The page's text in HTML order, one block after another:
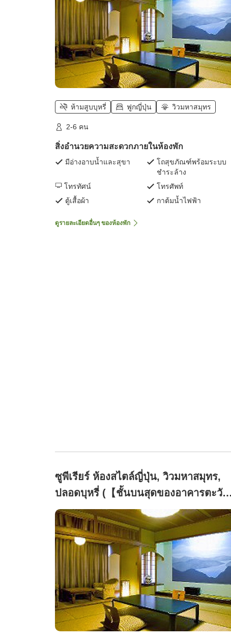
ห้ามสูบบุหรี่ ฟูกญี่ปุ่น วิวมหาสมุทร
2-6 คน
สิ่งอำนวยความสะดวกภายในห้องพัก
มีอ่างอาบน้ำและสุขา
โถสุขภัณฑ์พร้อมระบบ
ชำระล้าง
โทรทัศน์
โทรศัพท์
ตู้เสื้อผ้า
กาต้มน้ำไฟฟ้า
ดูรายละเอียดอื่นๆ ของห้องพัก
ซูพีเรียร์ ห้องสไตล์ญี่ปุ่น, วิวมหาสมุทร,
ปลอดบุหรี่ (【ชั้นบนสุดของอาคารตะวัน
ตก 15 เสื่อทาทามิ + ระเบียงกว้าง】วิว
อ่าว)